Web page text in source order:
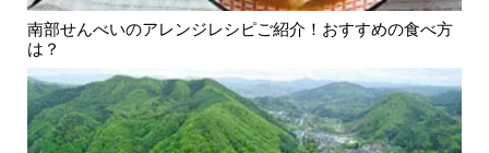
南部せんべいのアレンジレシピご紹介！おすすめの食べ方
は？